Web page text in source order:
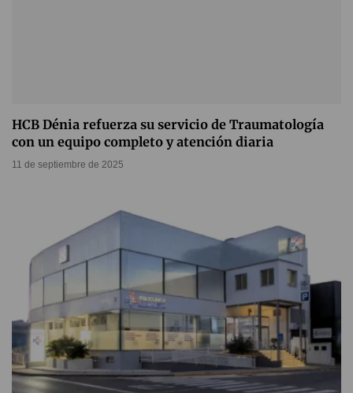
HCB Dénia refuerza su servicio de Traumatología
con un equipo completo y atención diaria
11 de septiembre de 2025